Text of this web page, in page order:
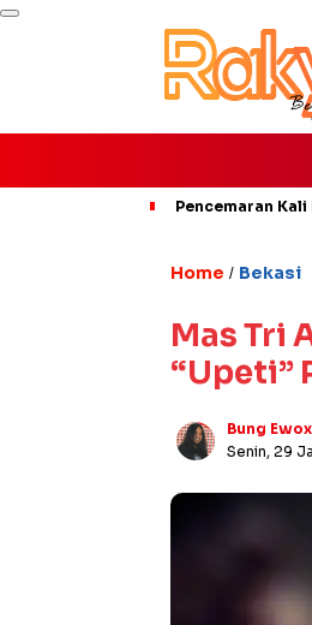
Pencemaran
Home / Bekasi
Mas Tri
“Upeti”
Bung Ewox
Senin, 29